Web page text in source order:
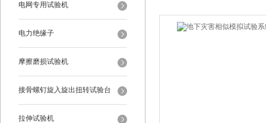
电网专用试验机
电力绝缘子
摩擦磨损试验机
接骨螺钉旋入旋出扭转试验台
拉伸试验机